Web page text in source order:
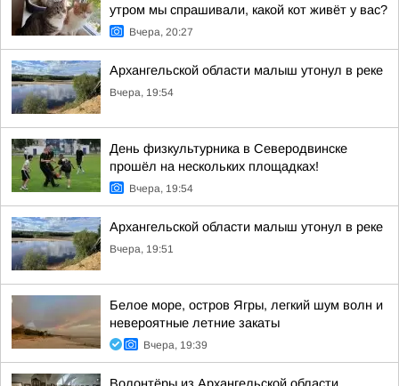
утром мы спрашивали, какой кот живёт у вас?
Вчера, 20:27
Архангельской области малыш утонул в реке
Вчера, 19:54
День физкультурника в Северодвинске
прошёл на нескольких площадках!
Вчера, 19:54
Архангельской области малыш утонул в реке
Вчера, 19:51
Белое море, остров Ягры, легкий шум волн и
невероятные летние закаты
Вчера, 19:39